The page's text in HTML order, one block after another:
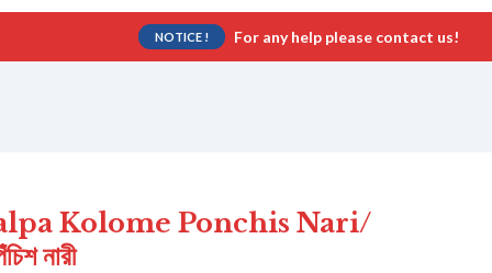
NOTICE ! For any help please contact us!
Kolome Ponchis Nari/
নারী